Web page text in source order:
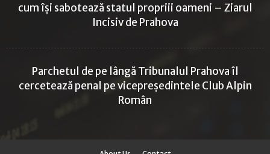
cum își sabotează statul propriii oameni – Ziarul
Incisiv de Prahova
Parchetul de pe lângă Tribunalul Prahova îl
cercetează penal pe vicepreședintele Club Alpin
Român